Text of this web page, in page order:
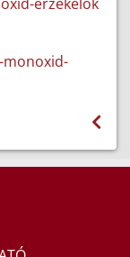
monoxid-